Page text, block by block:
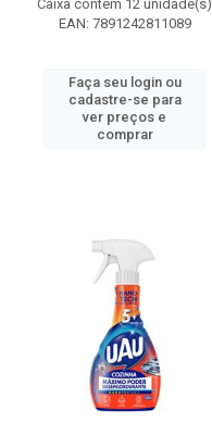
Caixa contém 12 unidade(s)
EAN: 7891242811089
Faça seu login ou
cadastre-se para
ver preços e
comprar